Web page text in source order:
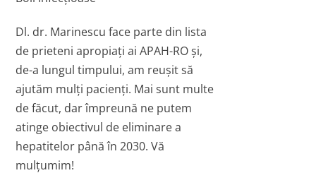
Dl. dr. Marinescu face parte din lista
de prieteni apropiați ai APAH-RO și,
de-a lungul timpului, am reușit să
ajutăm mulți pacienți. Mai sunt multe
de făcut, dar împreună ne putem
atinge obiectivul de eliminare a
hepatitelor până în 2030. Vă
mulțumim!